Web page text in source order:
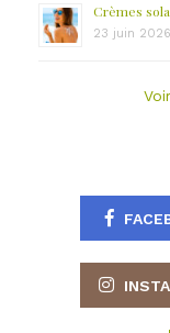
Crèmes
23 juin 2026